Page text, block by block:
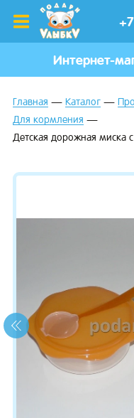
Интернет-
Главная Каталог
Для кормления
Детская дорожная миска